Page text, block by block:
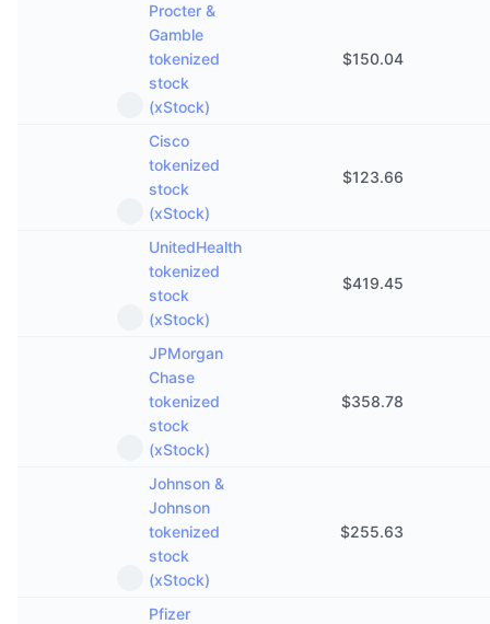
Procter &
Gamble
tokenized
stock
(xStock)
$150.04
Cisco
tokenized
stock
(xStock)
$123.66
UnitedHealth
tokenized
stock
(xStock)
$419.45
JPMorgan
Chase
tokenized
stock
(xStock)
$358.78
Johnson &
Johnson
tokenized
stock
(xStock)
$255.63
Pfizer